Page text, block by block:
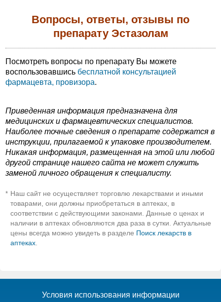
Вопросы, ответы, отзывы по
препарату Эстазолам
Посмотреть вопросы по препарату Вы можете
воспользовавшись бесплатной консультацией
фармацевта, провизора.
Приведенная информация предназначена для
медицинских и фармацевтических специалистов.
Наиболее точные сведения о препарате содержатся в
инструкции, прилагаемой к упаковке производителем.
Никакая информация, размещенная на этой или любой
другой странице нашего сайта не может служить
заменой личного обращения к специалисту.
* Наш сайт не осуществляет торговлю лекарствами и иными
товарами, они должны приобретаться в аптеках, в
соответствии с действующими законами. Данные о ценах и
наличии в аптеках обновляются два раза в сутки. Актуальные
цены всегда можно увидеть в разделе Поиск лекарств в
аптеках
Условия использования информации